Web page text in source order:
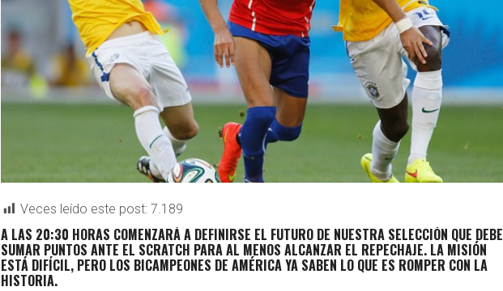
Veces leído este post: 7.189
A LAS 20:30 HORAS COMENZARÁ A DEFINIRSE EL FUTURO DE NUESTRA SELECCIÓN QUE DEBE
SUMAR PUNTOS ANTE EL SCRATCH PARA AL MENOS ALCANZAR EL REPECHAJE. LA MISIÓN
ESTÁ DIFÍCIL, PERO LOS BICAMPEONES DE AMÉRICA YA SABEN LO QUE ES ROMPER CON LA
HISTORIA.